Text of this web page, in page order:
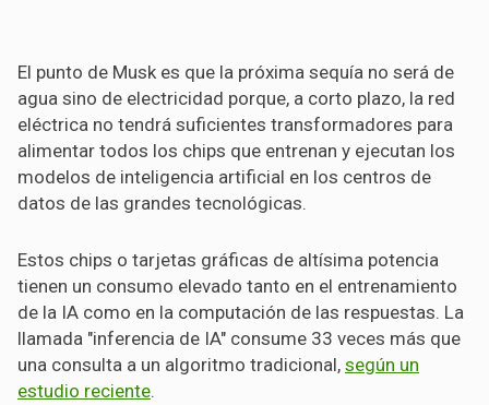
El punto de Musk es que la próxima sequía no será de
agua sino de electricidad porque, a corto plazo, la red
eléctrica no tendrá suficientes transformadores para
alimentar todos los chips que entrenan y ejecutan los
modelos de inteligencia artificial en los centros de
datos de las grandes tecnológicas.
Estos chips o tarjetas gráficas de altísima potencia
tienen un consumo elevado tanto en el entrenamiento
de la IA como en la computación de las respuestas. La
llamada "inferencia de IA" consume 33 veces más que
una consulta a un algoritmo tradicional, según un
estudio reciente.